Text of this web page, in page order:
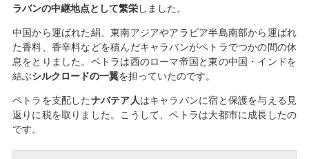
ラバンの中継地点として繁栄しました。
中国から運ばれた絹、東南アジアやアラビア半島南部から運ばれ
た香料、香辛料などを積んだキャラバンがペトラでつかの間の休
息をとりました。ペトラは西のローマ帝国と東の中国・インドを
結ぶシルクロードの一翼を担っていたのです。
ペトラを支配したナバテア人はキャラバンに宿と保護を与える見
返りに税を取りました。こうして、ペトラは大都市に成長したの
です。